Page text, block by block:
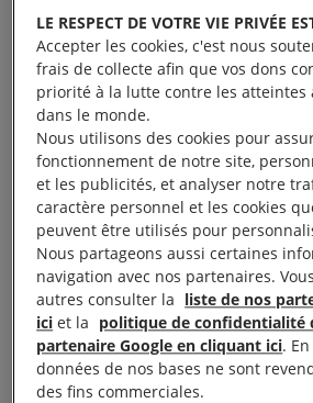
l’un d’eux est assesseur depuis
Détention, ce qui a permis assez
d’obtenir un rendez-vous avec le
l’établissement. Après un certain
questions et de réserves, ce
interviennent pour les 10 Jour
condition de rencontrer les 2 «
détenus ( courtes peines moins
peines au-delà jusqu’à
expressément demandé de ne
qui pourrait toucher à
(il semblait connaître ce qu’a fait
sujet des prisons françaises).
LE RESPECT DE VOTRE VIE PRIVÉE
Accepter les cookies, c'est nous
frais de collecte afin que vos dons
priorité à la lutte contre les atteintes
dans le monde.
Nous utilisons des cookies pour
fonctionnement de notre site,
et les publicités, et analyser notre
caractère personnel et les cookies
peuvent être utilisés pour
Nous partageons aussi certaines
navigation avec nos partenaires.
autres consulter la liste de nos
ici et la politique de confidentialité
partenaire Google en cliquant ici.
données de nos bases ne sont
des fins commerciales.